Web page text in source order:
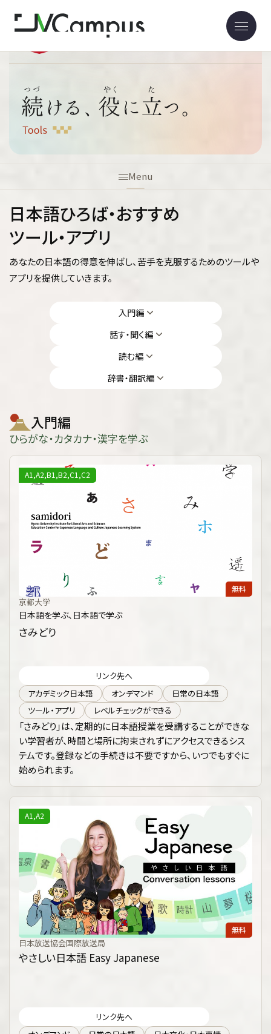
続ける・役にたつ
Menu
日本語ひろば・おすすめ
ツール・アプリ
あなたの日本語の得意を伸ばし、苦手を克服するためのツールや
アプリを提供していきます。
入門編
話す・聞く編
読む編
辞書・翻訳編
入門編
ひらがな・カタカナ・漢字を学ぶ
A1,A2,B1,B2,C1,C2
無料
京都大学
日本語を学ぶ、日本語で学ぶ
さみどり
リンク先へ
アカデミック日本語
オンデマンド
日常の日本語
ツール・アプリ
レベルチェックができる
「さみどり」は、定期的に日本語授業を受講することができな
い学習者が、時間と場所に拘束されずにアクセスできるシス
テムです。登録などの手続きは不要ですから、いつでもすぐに
始められます。
A1,A2
無料
日本放送協会国際放送局
やさしい日本語 Easy Japanese
リンク先へ